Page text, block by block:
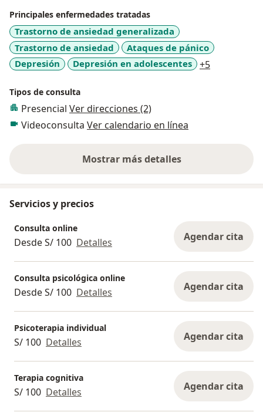
De forma complementaria a la Terapia de Esquemas,
también utilizo la Terapia Cognitiva Conductual y
Terapia de Activación Conductual.
Principales enfermedades tratadas
Trastorno de ansiedad generalizada
Trastorno de ansiedad
Ataques de pánico
Depresión
Depresión en adolescentes +5
Tipos de consulta
Presencial Ver direcciones (2)
Videoconsulta Ver calendario en línea
Mostrar más detalles
sobre la experiencia
Servicios y precios
Consulta online
Desde S/ 100 Detalles Agendar cita
Consulta psicológica online
Desde S/ 100 Detalles Agendar cita
Psicoterapia individual
S/ 100 Detalles Agendar cita
Terapia cognitiva
S/ 100 Detalles Agendar cita